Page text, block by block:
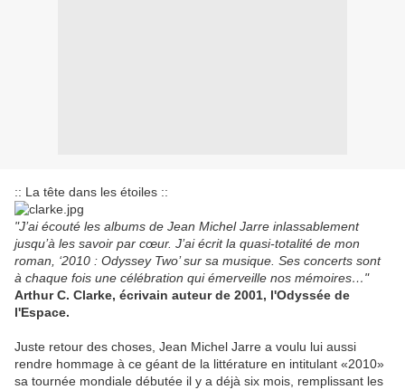
:: La tête dans les étoiles ::
"J’ai écouté les albums de Jean Michel Jarre inlassablement
jusqu’à les savoir par cœur. J’ai écrit la quasi-totalité de mon
roman, ‘2010 : Odyssey Two’ sur sa musique. Ses concerts sont
à chaque fois une célébration qui émerveille nos mémoires…"
Arthur C. Clarke, écrivain auteur de 2001, l'Odyssée de
l'Espace.
Juste retour des choses, Jean Michel Jarre a voulu lui aussi
rendre hommage à ce géant de la littérature en intitulant «2010»
sa tournée mondiale débutée il y a déjà six mois, remplissant les